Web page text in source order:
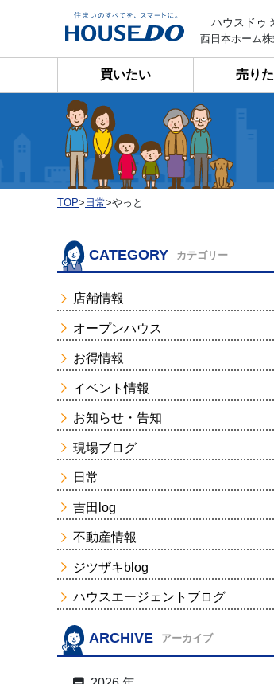
ハウスドゥ
西日本ホーム
買いたい 売り
TOP> 日常>やっと
CATEGORY カテゴリー
店舗情報
オープンハウス
お得情報
イベント情報
お知らせ・告知
現場ブログ
日常
吉田log
不動産情報
ジツザキblog
ハウスエージェントブログ
ARCHIVE アーカイブ